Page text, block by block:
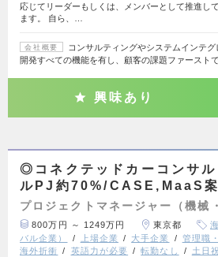
応じてリーダーもしくは、メンバーとして推進し
ます。 自ら、…
会社概要
コンサルティングやシステムインテ
開発すべての機能を有し、顧客の課題ファースト
興味あり
◎コネクテッドカーコンサ
ルPJ約70%/CASE,MaaS
プロジェクトマネージャー（機械
800万円 ～ 1249万円 東京都
バル企業）
上場企業 大手企業 管理職
海外折衝
英語力が必要 転勤なし 土日